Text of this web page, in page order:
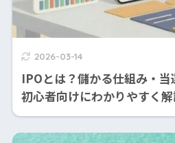
2026-03-14
IPOとは？儲かる仕組み・
初心者向けにわかりやすく